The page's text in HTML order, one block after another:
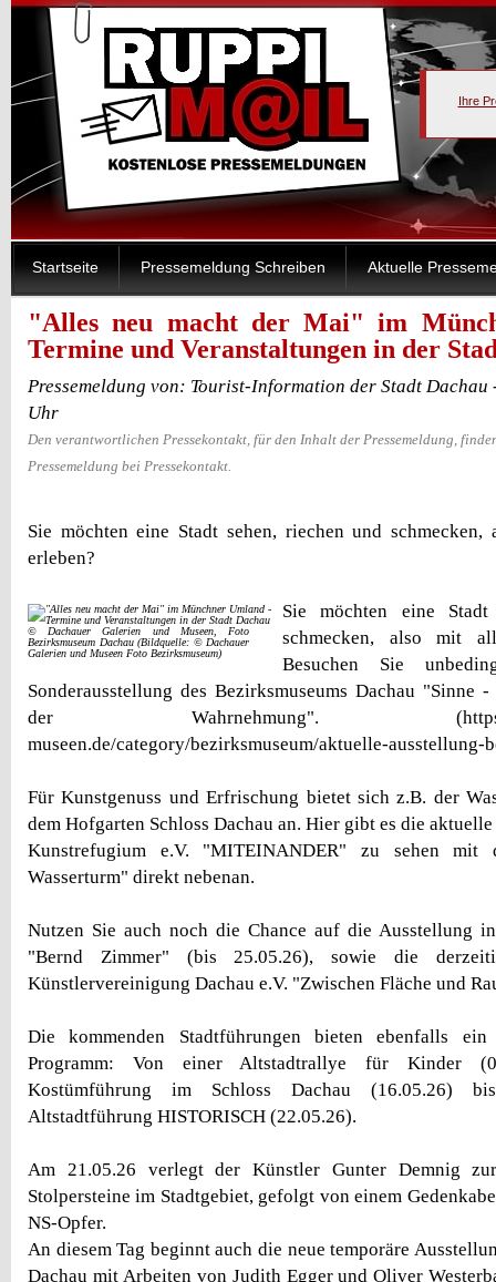
Ihre
Startseite Pressemeldung Schreiben Aktuelle
"Alles neu macht der Mai" im
Termine und Veranstaltungen in der
Pressemeldung von: Tourist-Information der Stadt Dachau
Uhr
Den verantwortlichen Pressekontakt, für den Inhalt der Pressemeldung,
Pressemeldung bei Pressekontakt.
Sie möchten eine Stadt sehen, riechen und
erleben?
© Dachauer Galerien und Museen, Foto
Bezirksmuseum Dachau (Bildquelle: © Dachauer
Galerien und Museen Foto Bezirksmuseum)
Sie möchten eine
schmecken, also mit
Besuchen Sie
Sonderausstellung des Bezirksmuseums Dachau "Sinne
der Wahrnehmung". (https://
museen.de/category/bezirksmuseum/aktuelle-ausstellung-
Für Kunstgenuss und Erfrischung bietet sich z.B. der
dem Hofgarten Schloss Dachau an. Hier gibt es die
Kunstrefugium e.V. "MITEINANDER" zu sehen mit
Wasserturm" direkt nebenan.
Nutzen Sie auch noch die Chance auf die Ausstellung
"Bernd Zimmer" (bis 25.05.26), sowie die
Künstlervereinigung Dachau e.V. "Zwischen Fläche und
Die kommenden Stadtführungen bieten ebenfalls ein
Programm: Von einer Altstadtrallye für Kinder
Kostümführung im Schloss Dachau (16.05.26)
Altstadtführung HISTORISCH (22.05.26).
Am 21.05.26 verlegt der Künstler Gunter Demnig
Stolpersteine im Stadtgebiet, gefolgt von einem
NS-Opfer.
An diesem Tag beginnt auch die neue temporäre
Dachau mit Arbeiten von Judith Egger und Oliver